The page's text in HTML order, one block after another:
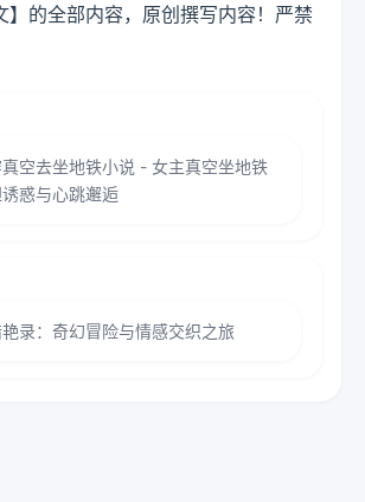
】的全部内容，原创撰写内容！严禁
空去坐地铁小说 - 女主真空坐地铁
惑与心跳邂逅
录：奇幻冒险与情感交织之旅